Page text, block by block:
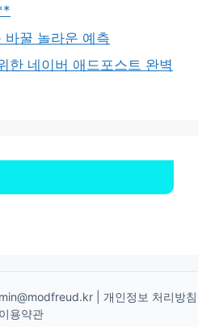
꿀 놀라운 예측
한 네이버 애드포스트 완벽
| 개인정보 처리방침
이용약관